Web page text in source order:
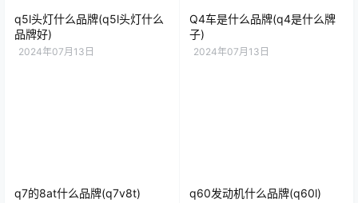
q5l头灯什么品牌(q5l头灯什么
品牌好)
2024年07月13日
Q4车是什么品牌(q4是什么牌
子)
2024年07月13日
q7的8at什么品牌(q7v8t) q60发动机什么品牌(q60l)